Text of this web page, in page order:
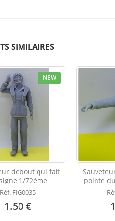
SIMILAIRES
NEW
debout qui fait
1/72ème
Réf. FIG0035
1.50 €
pointe